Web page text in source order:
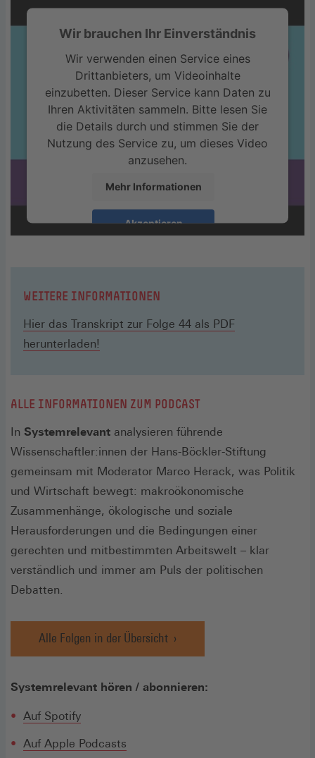
Wir brauchen Ihr Einverständnis
Wir verwenden einen Service eines
Drittanbieters, um Videoinhalte
einzubetten. Dieser Service kann Daten zu
Ihren Aktivitäten sammeln. Bitte lesen Sie
die Details durch und stimmen Sie der
Nutzung des Service zu, um dieses Video
anzusehen.
Mehr Informationen
Akzeptieren
WEITERE INFORMATIONEN
Hier das Transkript zur Folge 44 als PDF
herunterladen!
ALLE INFORMATIONEN ZUM PODCAST
In Systemrelevant analysieren führende
Wissenschaftler:innen der Hans-Böckler-Stiftung
gemeinsam mit Moderator Marco Herack, was Politik
und Wirtschaft bewegt: makroökonomische
Zusammenhänge, ökologische und soziale
Herausforderungen und die Bedingungen einer
gerechten und mitbestimmten Arbeitswelt – klar
verständlich und immer am Puls der politischen
Debatten.
Alle Folgen in der Übersicht
Systemrelevant hören / abonnieren:
Auf Spotify(Öffnet
einem
Auf Apple Podcasts